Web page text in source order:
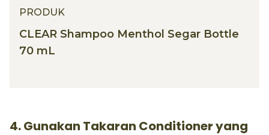
PRODUK
CLEAR Shampoo Menthol Segar Bottle
70 mL
4. Gunakan Takaran Conditioner yang